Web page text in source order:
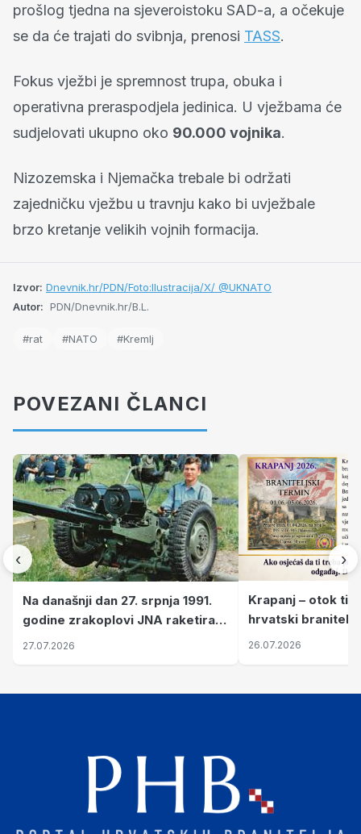
prošlog tjedna na sjeveroistoku SAD-a, a očekuje
se da će trajati do svibnja, prenosi TASS.
Fokus vježbi je spremnost trupa, obuka i
operativna preraspodjela jedinica. U vježbama će
sudjelovati ukupno oko 90.000 vojnika.
Nizozemska i Njemačka trebale bi održati
zajedničku vježbu u travnju kako bi uvježbale
brzo kretanje velikih vojnih formacija.
Izvor: Dnevnik.hr/PDN/Foto:Ilustracija/X/ @UKNATO
Autor: PDN/Dnevnik.hr/B.L.
#rat #NATO #Kremlj
POVEZANI ČLANCI
‹
Na današnji dan 27. srpnja 1991.
godine zrakoplovi JNA raketirali
su vojarnu i obučni centar "Nikola
27.07.2026
Krapanj – otok
hrvatski branitelji
pronalaze mir
26.07.2026
›